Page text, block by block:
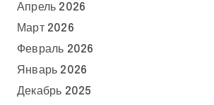
Апрель 2026
Март 2026
Февраль 2026
Январь 2026
Декабрь 2025